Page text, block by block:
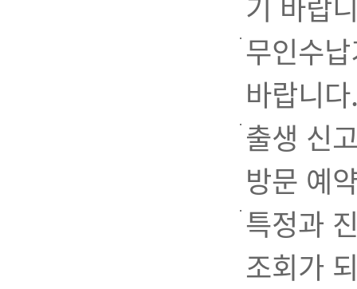
무인수
바랍니
출생 신
방문 예
특정과
조회가